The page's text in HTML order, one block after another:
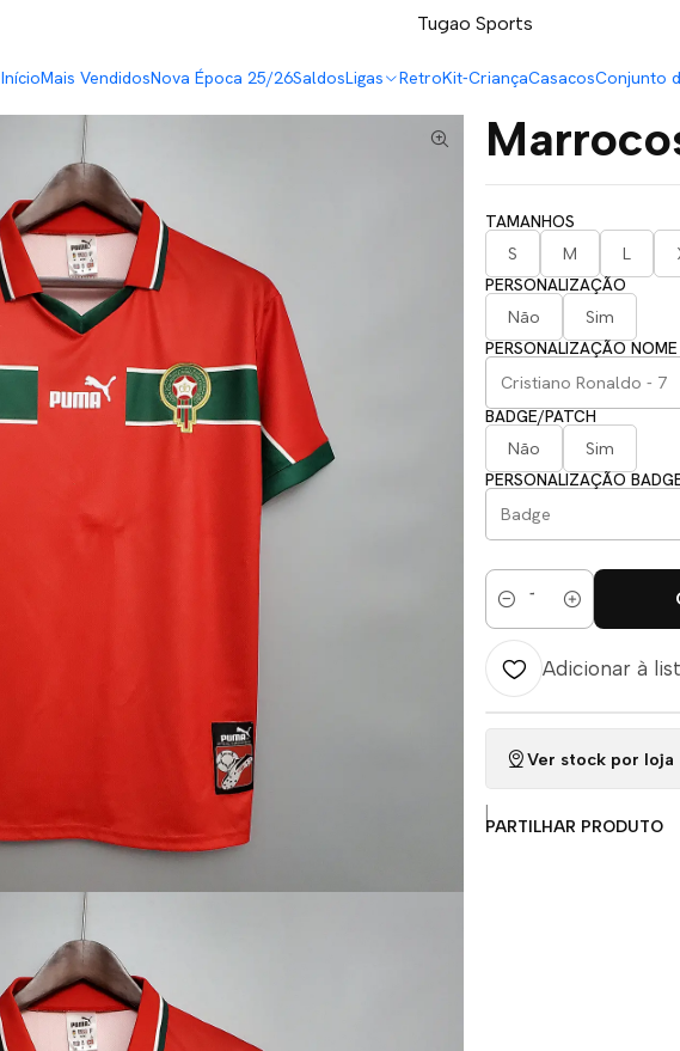
Tugao Sports
InícioMais VendidosNova Época 25/26SaldosLigas RetroKit-CriançaCasacosConjunto
LEVA 5 PAGA 4 NA TUGÃO
TAMANHOS
S
M L
PERSONALIZAÇÃO
Não
Sim
PERSONALIZAÇÃO
BADGE/PATCH
Não
Sim
PERSONALIZAÇÃO
Quantidade
Adicionar à
Ver stock por loja
|
PARTILHAR PRODUTO